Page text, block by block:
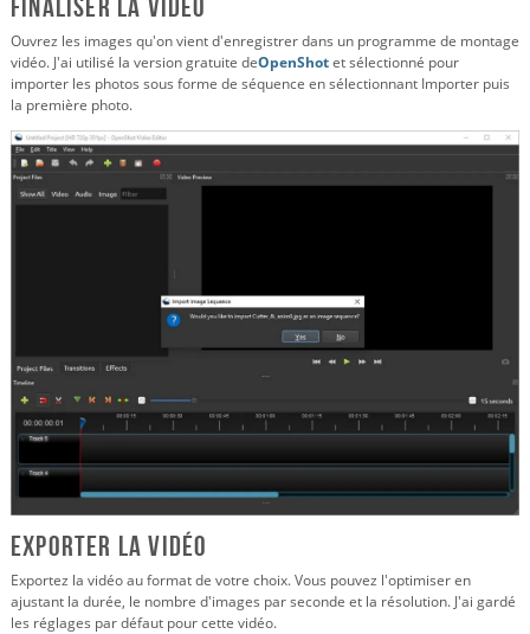
finaliser la vidéo
Ouvrez les images qu'on vient d'enregistrer dans un programme de montage
vidéo. J'ai utilisé la version gratuite deOpenShotet sélectionné pour
importer les photos sous forme de séquence en sélectionnant Importer puis
la première photo.
Exporter la vidéo
Exportez la vidéo au format de votre choix. Vous pouvez l'optimiser en
ajustant la durée, le nombre d'images par seconde et la résolution. J'ai gardé
les réglages par défaut pour cette vidéo.